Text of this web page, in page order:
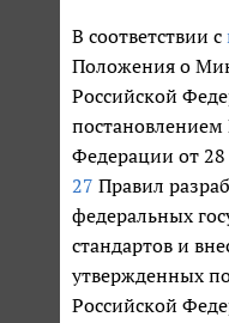
В соответствии с
Положения о
Российской
постановлением
Федерации от
27 Правил
федеральных
стандартов и
утвержденных
Российской